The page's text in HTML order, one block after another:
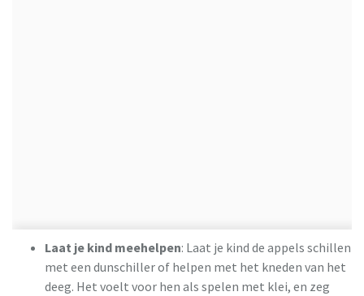
Laat je kind meehelpen: Laat je kind de appels schillen
met een dunschiller of helpen met het kneden van het
deeg. Het voelt voor hen als spelen met klei, en zeg